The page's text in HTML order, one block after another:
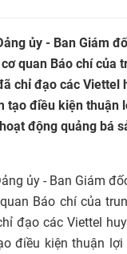
ủy - Ban Giám
quan Báo chí của
chỉ đạo các
điều kiện thuận
động quảng bá
ủy - Ban Giám
Báo chí của
đạo các Viettel
điều kiện thuận